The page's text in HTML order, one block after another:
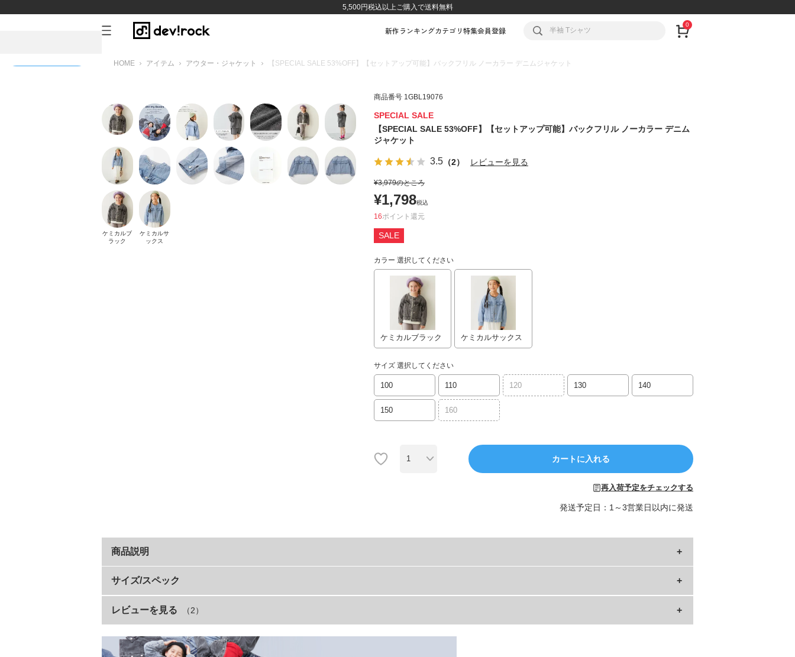
5,500円税込以上ご購入で送料無料
新作ランキングカテゴリ特集会員登録
0
HOME アイテム アウター・ジャケット 【SPECIAL SALE 53%OFF】【セットアップ可能】バックフリル ノーカラー デニムジャケット
ケミカルブ
ラック
ケミカルサ
ックス
商品番号 1GBL19076
SPECIAL SALE
【SPECIAL SALE 53%OFF】【セットアップ可能】バックフリル ノーカラー デニム
ジャケット
3.5 （2） レビューを見る
¥3,979のところ
¥1,798税込
16ポイント
SALE
カラー 選択してください
ケミカルブラック ケミカルサックス
サイズ 選択してください
100 110 120 130 140
150 160
カートに入れる
再入荷予定をチェックする
発送予定日：1～3営業日以内に発送
商品説明
前後のフリルがかわいいデニムジャケット。
別ページで販売しているアイテムとのセットアップもおすすめです。
1GBT19078 【セットアップ可能】おめかし デニム フリル スコート
サイズ/スペック
サイズ
110cm
レビューを見る （2）